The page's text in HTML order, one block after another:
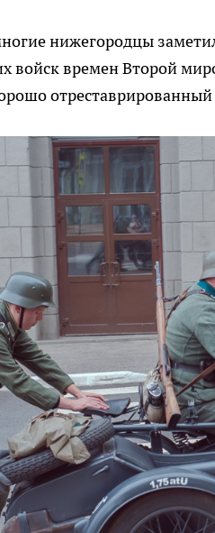
нижегородцы
войск времен Второй